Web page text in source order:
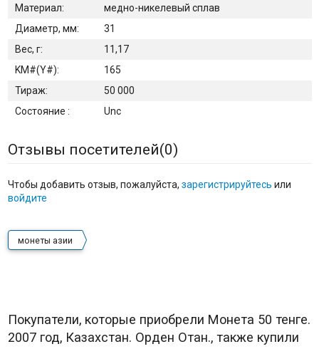
Материал:
медно-никелевый сплав
Диаметр, мм:
31
Вес, г:
11,17
KM#(Y#):
165
Тираж:
50 000
Состояние :
Unc
Отзывы посетителей(0)
Чтобы добавить отзыв, пожалуйста, зарегистрируйтесь или
войдите
монеты азии
Покупатели, которые приобрели Монета 50 тенге.
2007 год, Казахстан. Орден Отан., также купили